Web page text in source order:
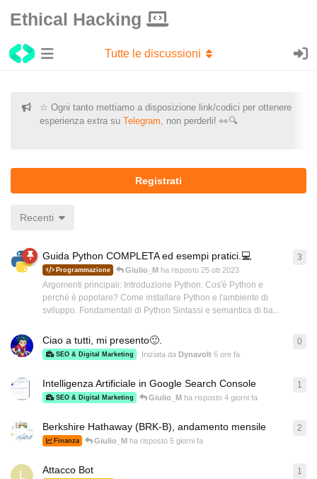
Ethical Hacking
☆ Ogni tanto mettiamo a disposizione link/codici per ottenere
esperienza extra su Telegram, non perderli! 👀🔍
Registrati
Tutte le discussioni
Recenti
Guida Python COMPLETA ed esempi pratici.💻
Programmazione Giulio_M ha risposto 25 ott 2023
Argomenti principali: Introduzione Python: Cos'è Python e
perché è popolare? Come installare Python e l'ambiente di
sviluppo. Fondamentali di Python Sintassi e semantica di ba...
3
Ciao a tutti, mi presento🙂.
SEO & Digital Marketing Iniziata da Dynavolt 6 ore fa
0
Intelligenza Artificiale in Google Search Console
SEO & Digital Marketing Giulio_M ha risposto4 giorni fa
1
Berkshire Hathaway (BRK-B), andamento mensile
Finanza Giulio_M ha risposto5 giorni fa
2
Attacco Bot 1